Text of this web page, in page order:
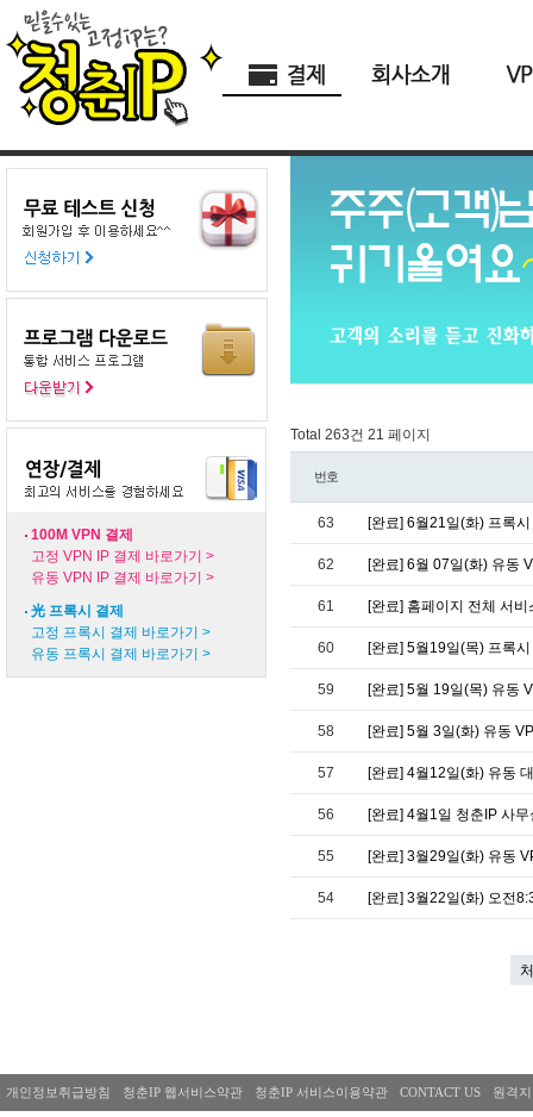
100M VPN 결제
고정 VPN IP 결제 바로가기 >
유동 VPN IP 결제 바로가기 >
光 프록시 결제
고정 프록시 결제 바로가기 >
유동 프록시 결제 바로가기 >
Total 263건 21 페이지
번호
63 [완료] 6월21일(화) 프록
62 [완료] 6월 07일(화) 유동
61 [완료] 홈페이지 전체 서
60 [완료] 5월19일(목) 프록
59 [완료] 5월 19일(목) 유동
58 [완료] 5월 3일(화) 유동
57 [완료] 4월12일(화) 유동
56 [완료] 4월1일 청춘IP 사
55 [완료] 3월29일(화) 유동
54 [완료] 3월22일(화) 오전
개인정보취급방침 청춘IP 웹서비스약관 청춘IP 서비스이용약관 CONTACT US 원격